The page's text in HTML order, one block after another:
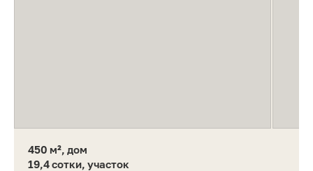
450 м², дом
19,4 сотки, участок